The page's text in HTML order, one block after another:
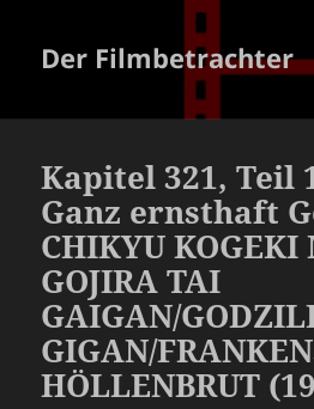
Der Filmbetrachter
Kapitel 321, Teil
Ganz ernsthaft
CHIKYU KOGEKI
GOJIRA TAI
GAIGAN/
GIGAN/
HÖLLENBRUT